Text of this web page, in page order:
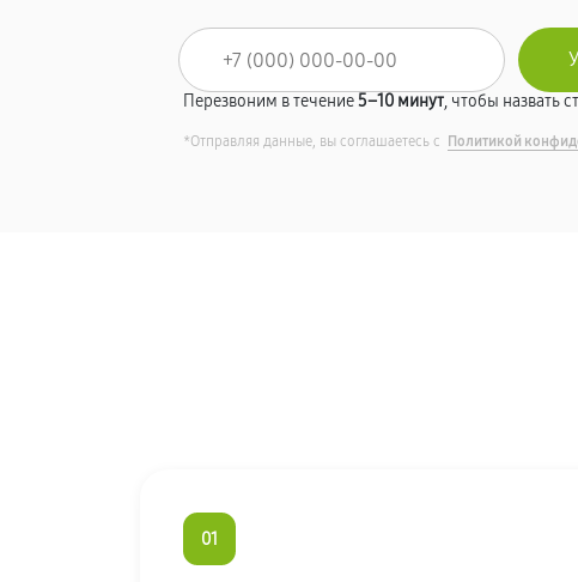
Перезвоним в течение5–10 минут, чтобы назвать
*Отправляя данные, вы соглашаетесь с Политикой
01